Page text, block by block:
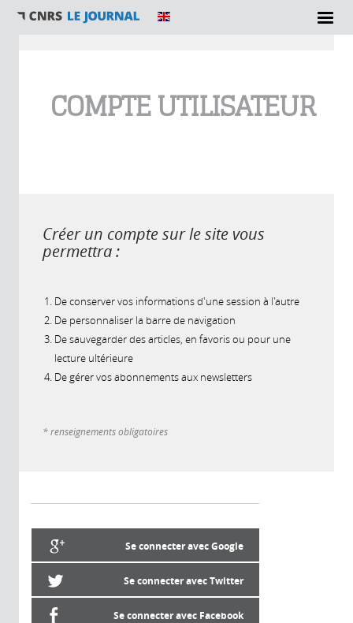
COMPTE UTILISATEUR
Créer un compte sur le site vous
permettra :
De conserver vos informations d'une session à l'autre
De personnaliser la barre de navigation
De sauvegarder des articles, en favoris ou pour une
lecture ultérieure
De gérer vos abonnements aux newsletters
* renseignements obligatoires
Se connecter avec Google
Se connecter avec Twitter
Se connecter avec Facebook